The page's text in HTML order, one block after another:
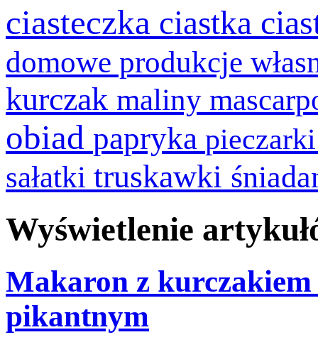
ciasteczka ciastka
domowe produkcje
kurczak maliny
obiad papryka
sałatki truskawki
Wyświetlenie
Makaron z kurczakiem
pikantnym